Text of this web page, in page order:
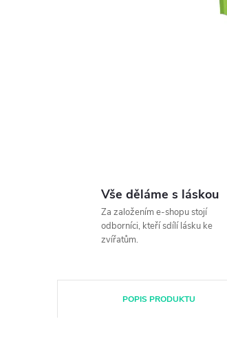
Vše děláme s láskou
Za založením e-shopu stojí
odborníci, kteří sdílí lásku ke
zvířatům.
POPIS PRODUKTU